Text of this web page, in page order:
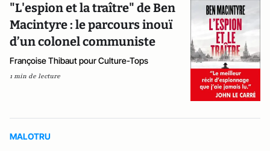
"L'espion et la traître" de Ben
Macintyre : le parcours inouï
d’un colonel communiste
Françoise Thibaut pour Culture-Tops
1 min de lecture
MALOTRU